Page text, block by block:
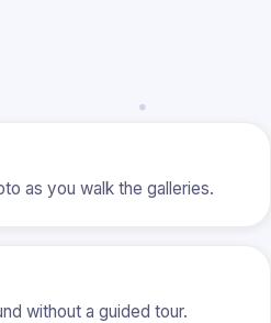
as you walk the galleries.
without a guided tour.